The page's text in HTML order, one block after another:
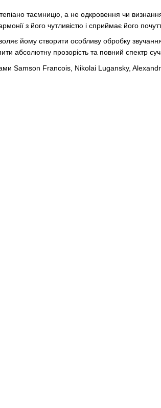
таємницю, а не одкровення чи визнання
з його чутливістю і сприймає його
йому створити особливу обробку
абсолютну прозорість та повний спектр
Samson Francois, Nikolai Lugansky,